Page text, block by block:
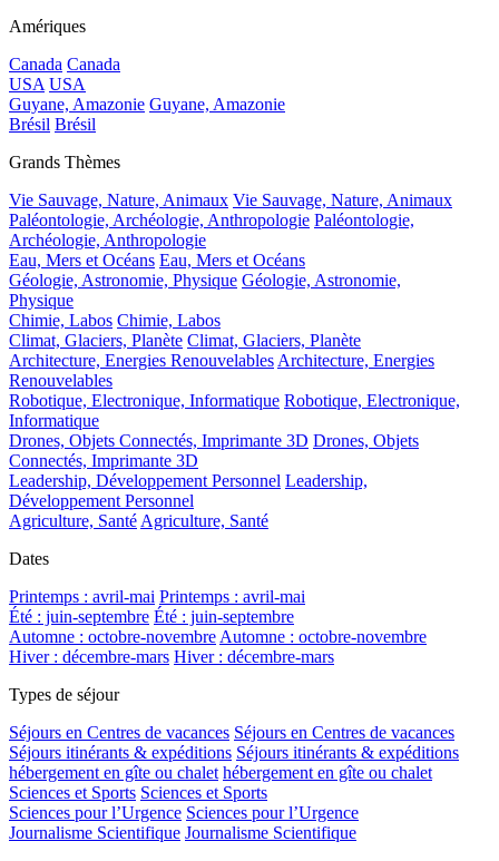
Amériques
Canada Canada
USA USA
Guyane, Amazonie Guyane, Amazonie
Brésil Brésil
Grands Thèmes
Vie Sauvage, Nature, Animaux Vie Sauvage, Nature, Animaux
Paléontologie, Archéologie, Anthropologie Paléontologie,
Archéologie, Anthropologie
Eau, Mers et Océans Eau, Mers et Océans
Géologie, Astronomie, Physique Géologie, Astronomie,
Physique
Chimie, Labos Chimie, Labos
Climat, Glaciers, Planète Climat, Glaciers, Planète
Architecture, Energies RenouvelablesArchitecture, Energies
Renouvelables
Robotique, Electronique, Informatique Robotique, Electronique,
Informatique
Drones, Objets Connectés, Imprimante 3D Drones, Objets
Connectés, Imprimante 3D
Leadership, Développement Personnel Leadership,
Développement Personnel
Agriculture, SantéAgriculture, Santé
Dates
Printemps : avril-mai Printemps : avril-mai
Été : juin-septembre Été : juin-septembre
Automne : octobre-novembreAutomne : octobre-novembre
Hiver : décembre-mars Hiver : décembre-mars
Types de séjour
Séjours en Centres de vacances Séjours en Centres de vacances
Séjours itinérants & expéditions Séjours itinérants & expéditions
hébergement en gîte ou chalet hébergement en gîte ou chalet
Sciences et Sports Sciences et Sports
Sciences pour l’Urgence Sciences pour l’Urgence
Journalisme Scientifique Journalisme Scientifique